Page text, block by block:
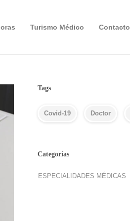
Turismo Médico Contacto
Tags
Covid-19 Doctor
Categorías
ESPECIALIDADES MÉDICAS